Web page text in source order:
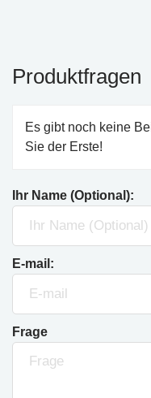
Produktfragen
Es gibt noch keine
Sie der Erste!
Ihr Name (Optional):
E-mail:
Frage